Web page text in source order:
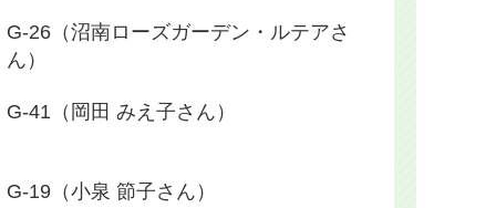
G-26（沼南ローズガーデン・ルテアさ
ん）
G-41（岡田 みえ子さん）
G-19（小泉 節子さん）